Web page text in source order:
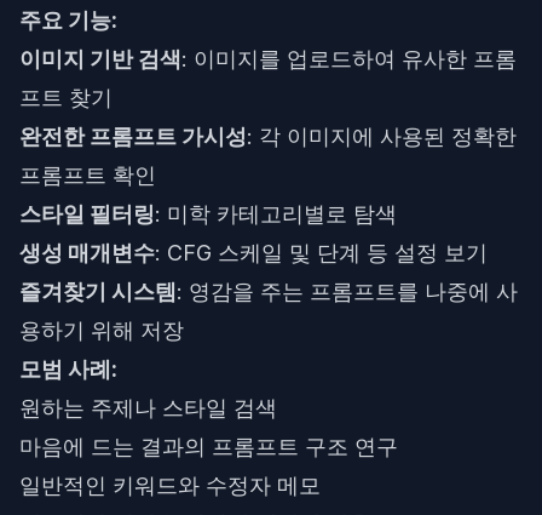
주요 기능:
이미지 기반 검색: 이미지를 업로드하여 유사한 프롬
프트 찾기
완전한 프롬프트 가시성: 각 이미지에 사용된 정확한
프롬프트 확인
스타일 필터링: 미학 카테고리별로 탐색
생성 매개변수: CFG 스케일 및 단계 등 설정 보기
즐겨찾기 시스템 : 영감을 주는 프롬프트를 나중에 사
용하기 위해 저장
모범 사례:
원하는 주제나 스타일 검색
마음에 드는 결과의 프롬프트 구조 연구
일반적인 키워드와 수정자 메모